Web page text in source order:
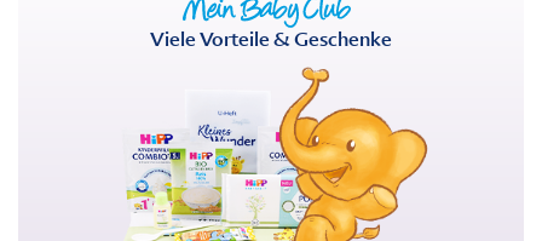
Viele Vorteile & Geschenke